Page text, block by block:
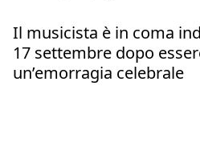
Il musicista è in coma
17 settembre dopo
un’emorragia celebrale